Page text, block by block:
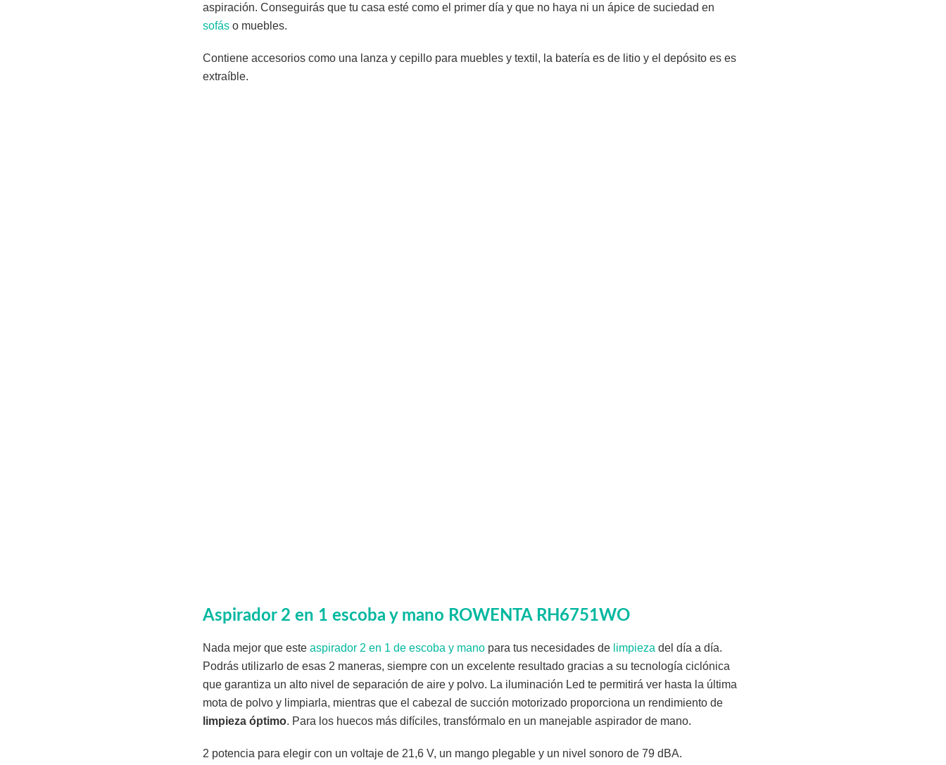
aspiración. Conseguirás que tu casa esté como el primer día y que no haya ni un ápice de suciedad en
sofás o muebles.
Contiene accesorios como una lanza y cepillo para muebles y textil, la batería es de litio y el depósito es es
extraíble.
Aspirador 2 en 1 escoba y mano ROWENTA RH6751WO
Nada mejor que este aspirador 2 en 1 de escoba y mano para tus necesidades de limpieza del día a día.
Podrás utilizarlo de esas 2 maneras, siempre con un excelente resultado gracias a su tecnología ciclónica
que garantiza un alto nivel de separación de aire y polvo. La iluminación Led te permitirá ver hasta la última
mota de polvo y limpiarla, mientras que el cabezal de succión motorizado proporciona un rendimiento de
limpieza óptimo. Para los huecos más difíciles, transfórmalo en un manejable aspirador de mano.
2 potencia para elegir con un voltaje de 21,6 V, un mango plegable y un nivel sonoro de 79 dBA.